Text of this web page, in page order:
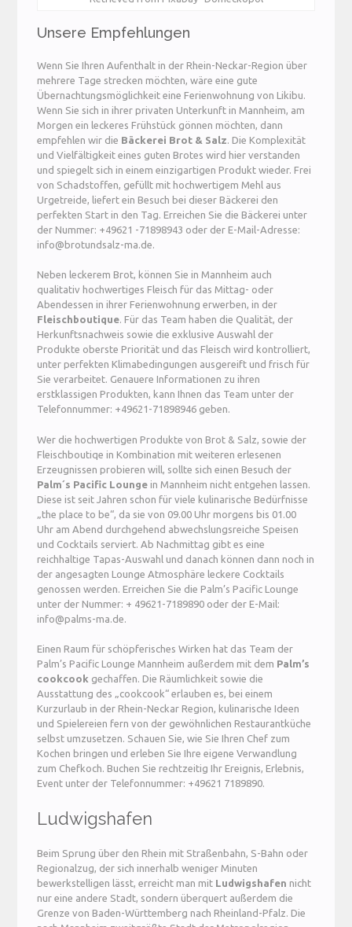
Unsere Empfehlungen
Wenn Sie Ihren Aufenthalt in der Rhein-Neckar-Region über
mehrere Tage strecken möchten, wäre eine gute
Übernachtungsmöglichkeit eine Ferienwohnung von Likibu.
Wenn Sie sich in ihrer privaten Unterkunft in Mannheim, am
Morgen ein leckeres Frühstück gönnen möchten, dann
empfehlen wir die Bäckerei Brot & Salz . Die Komplexität
und Vielfältigkeit eines guten Brotes wird hier verstanden
und spiegelt sich in einem einzigartigen Produkt wieder. Frei
von Schadstoffen, gefüllt mit hochwertigem Mehl aus
Urgetreide, liefert ein Besuch bei dieser Bäckerei den
perfekten Start in den Tag. Erreichen Sie die Bäckerei unter
der Nummer: +49621 -71898943 oder der E-Mail-Adresse:
info@brotundsalz-ma.de.
Neben leckerem Brot, können Sie in Mannheim auch
qualitativ hochwertiges Fleisch für das Mittag- oder
Abendessen in ihrer Ferienwohnung erwerben, in der
Fleischboutique. Für das Team haben die Qualität, der
Herkunftsnachweis sowie die exklusive Auswahl der
Produkte oberste Priorität und das Fleisch wird kontrolliert,
unter perfekten Klimabedingungen ausgereift und frisch für
Sie verarbeitet. Genauere Informationen zu ihren
erstklassigen Produkten, kann Ihnen das Team unter der
Telefonnummer: +49621-71898946 geben.
Wer die hochwertigen Produkte von Brot & Salz, sowie der
Fleischboutiqe in Kombination mit weiteren erlesenen
Erzeugnissen probieren will, sollte sich einen Besuch der
Palm´s Pacific Lounge in Mannheim nicht entgehen lassen.
Diese ist seit Jahren schon für viele kulinarische Bedürfnisse
„the place to be“, da sie von 09.00 Uhr morgens bis 01.00
Uhr am Abend durchgehend abwechslungsreiche Speisen
und Cocktails serviert. Ab Nachmittag gibt es eine
reichhaltige Tapas-Auswahl und danach können dann noch in
der angesagten Lounge Atmosphäre leckere Cocktails
genossen werden. Erreichen Sie die Palm’s Pacific Lounge
unter der Nummer: + 49621-7189890 oder der E-Mail:
info@palms-ma.de.
Einen Raum für schöpferisches Wirken hat das Team der
Palm’s Pacific Lounge Mannheim außerdem mit dem Palm’s
cookcook gechaffen. Die Räumlichkeit sowie die
Ausstattung des „cookcook“ erlauben es, bei einem
Kurzurlaub in der Rhein-Neckar Region, kulinarische Ideen
und Spielereien fern von der gewöhnlichen Restaurantküche
selbst umzusetzen. Schauen Sie, wie Sie Ihren Chef zum
Kochen bringen und erleben Sie Ihre eigene Verwandlung
zum Chefkoch. Buchen Sie rechtzeitig Ihr Ereignis, Erlebnis,
Event unter der Telefonnummer: +49621 7189890.
Ludwigshafen
Beim Sprung über den Rhein mit Straßenbahn, S-Bahn oder
Regionalzug, der sich innerhalb weniger Minuten
bewerkstelligen lässt, erreicht man mit Ludwigshafen nicht
nur eine andere Stadt, sondern überquert außerdem die
Grenze von Baden-Württemberg nach Rheinland-Pfalz. Die